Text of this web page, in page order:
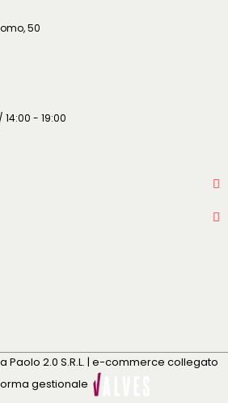
50
14:00 - 19:00
Paolo 2.0 S.R.L. | e-commerce collegato
gestionale